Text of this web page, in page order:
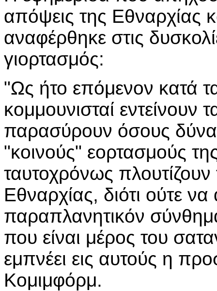
απόψεις της Εθναρχίας
αναφέρθηκε στις
γιορτασμός:
"Ως ήτο επόμενον κατά
κομμουνισταί
παρασύρουν όσους
"κοινούς" εορτασμούς
ταυτοχρόνως
Εθναρχίας, διότι ούτε
παραπλανητικόν
που είναι μέρος του
εμπνέει εις αυτούς η
Κομιμφόρμ.